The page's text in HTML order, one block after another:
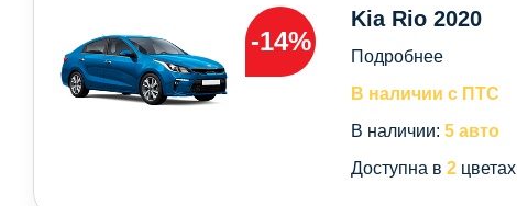
-14%
Kia Rio 2020
Подробнее
В наличии с ПТС
В наличии:5 авто
Доступна в2 цветах